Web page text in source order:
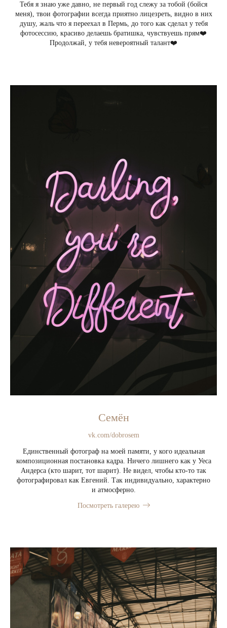
Тебя я знаю уже давно, не первый год слежу за тобой (бойся
меня), твои фотографии всегда приятно лицезреть, видно в них
душу, жаль что я переехал в Пермь, до того как сделал у тебя
фотосессию, красиво делаешь братишка, чувствуешь прям❤️
Продолжай, у тебя невероятный талант❤️
Семён
vk.com/dobrosem
Единственный фотограф на моей памяти, у кого идеальная
композиционная постановка кадра. Ничего лишнего как у Уеса
Андерса (кто шарит, тот шарит). Не видел, чтобы кто-то так
фотографировал как Евгений. Так индивидуально, характерно
и атмосферно.
Посмотреть галерею